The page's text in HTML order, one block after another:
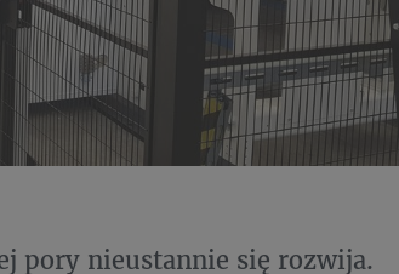
pory nieustannie się rozwija.